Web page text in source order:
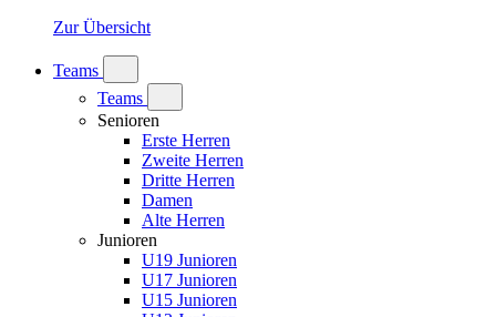
Zur Übersicht
Teams
Teams
Senioren
Erste Herren
Zweite Herren
Dritte Herren
Damen
Alte Herren
Junioren
U19 Junioren
U17 Junioren
U15 Junioren